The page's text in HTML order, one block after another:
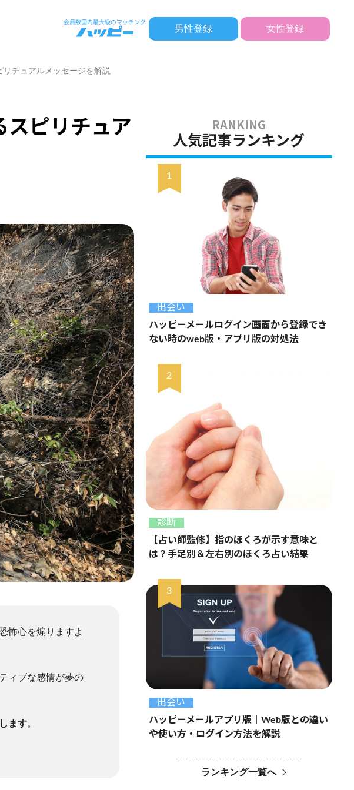
男性登録 女性登録
チュアルメッセージを解説
スピリチュア
怖心を煽りますよ
ィブな感情が夢の
ます。
人気記事ランキング
出会い
ハッピーメールログイン画面から登録でき
ない時のweb版・アプリ版の対処法
診断
【占い師監修】指のほくろが示す意味と
は？手足別＆左右別のほくろ占い結果
出会い
ハッピーメールアプリ版｜Web版との違い
や使い方・ログイン方法を解説
ランキング一覧へ